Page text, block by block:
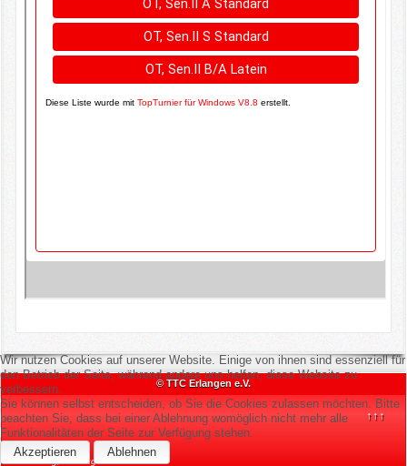
© TTC Erlangen e.V.
↑↑↑
Samstag, 08. August 2026
Wir nutzen Cookies auf unserer Website. Einige von ihnen sind essenziell für
den Betrieb der Seite, während andere uns helfen, diese Website zu
verbessern.
Sie können selbst entscheiden, ob Sie die Cookies zulassen möchten. Bitte
beachten Sie, dass bei einer Ablehnung womöglich nicht mehr alle
Funktionalitäten der Seite zur Verfügung stehen.
Akzeptieren
Ablehnen